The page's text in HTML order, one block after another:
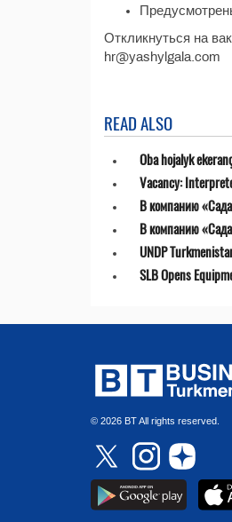
Откликнуться на
hr@yashylgala.com
READ ALSO
Oba hojalyk
Vacancy:
В компанию
В компанию
UNDP
SLB Opens
© 2026 BT All rights reserved.